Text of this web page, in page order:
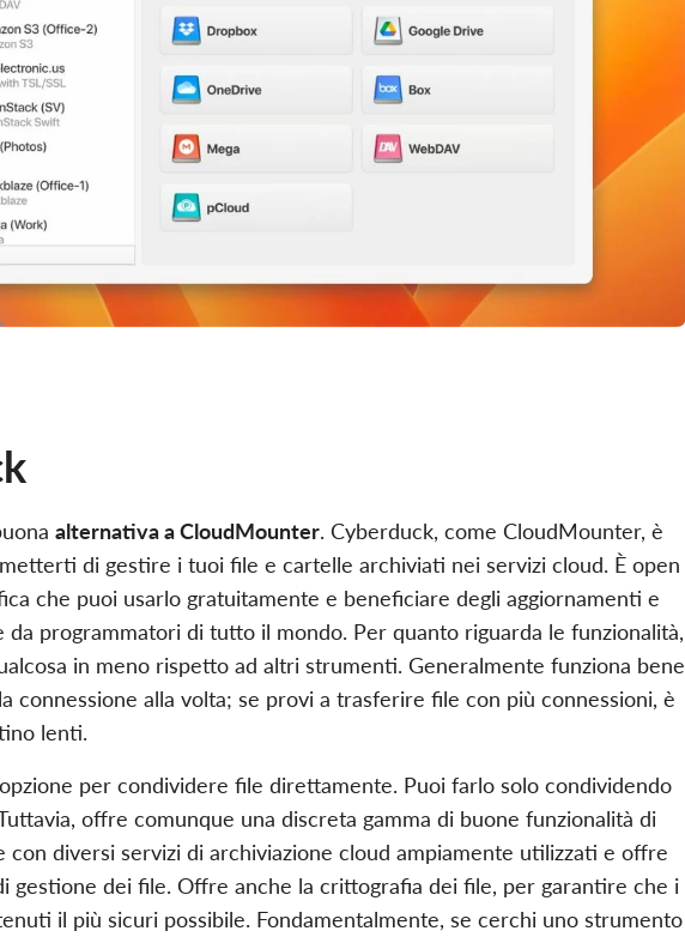
alternativa a CloudMounter. Cyberduck, come CloudMounter, è
di gestire i tuoi file e cartelle archiviati nei servizi cloud. È open
che puoi usarlo gratuitamente e beneficiare degli aggiornamenti e
da programmatori di tutto il mondo. Per quanto riguarda le funzionalità,
in meno rispetto ad altri strumenti. Generalmente funziona bene
connessione alla volta; se provi a trasferire file con più connessioni, è
lenti.
per condividere file direttamente. Puoi farlo solo condividendo
offre comunque una discreta gamma di buone funzionalità di
con diversi servizi di archiviazione cloud ampiamente utilizzati e offre
gestione dei file. Offre anche la crittografia dei file, per garantire che i
il più sicuri possibile. Fondamentalmente, se cerchi uno strumento